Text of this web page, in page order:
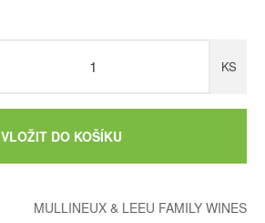
KS
VLOŽIT DO KOŠÍKU
MULLINEUX & LEEU FAMILY WINES